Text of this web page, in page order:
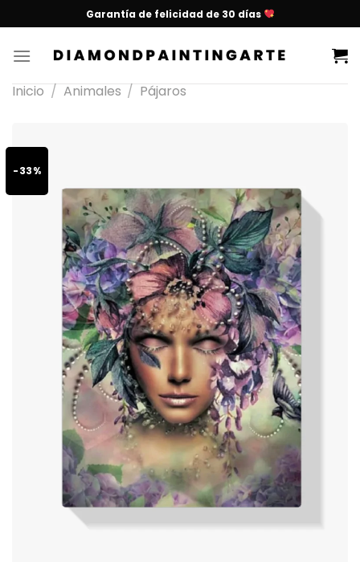
Garantía de felicidad de 30 días
Inicio / Animales / Pájaros
-33%